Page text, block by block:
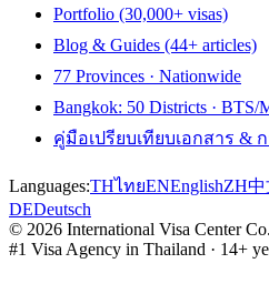
Portfolio (30,000+ visas)
Blog & Guides (44+ articles)
77 Provinces · Nationwide
Bangkok: 50 Districts · BTS/
คู่มือเปรียบเทียบเอกสาร &
Languages:THไทยENEnglishZH中
DEDeutsch
© 2026 International Visa Center
#1 Visa Agency in Thailand · 14+